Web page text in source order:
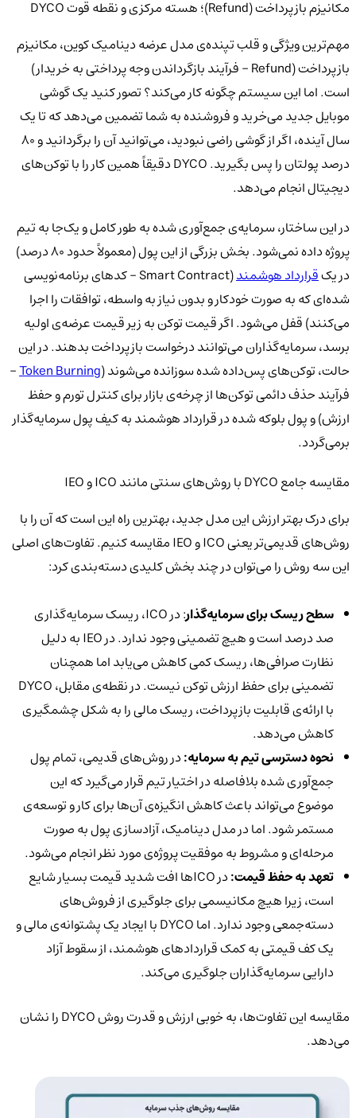
مکانیزم بازپرداخت (Refund)؛ هسته مرکزی و نقطه قوت DYCO
مهم‌ترین ویژگی و قلب تپنده‌ی مدل عرضه دینامیک کوین، مکانیزم
بازپرداخت (Refund - فرآیند بازگرداندن وجه پرداختی به خریدار)
است. اما این سیستم چگونه کار می‌کند؟ تصور کنید یک گوشی
موبایل جدید می‌خرید و فروشنده به شما تضمین می‌دهد که تا یک
سال آینده، اگر از گوشی راضی نبودید، می‌توانید آن را برگردانید و 80
درصد پولتان را پس بگیرید. DYCO دقیقاً همین کار را با توکن‌های
دیجیتال انجام می‌دهد.
در این ساختار، سرمایه‌ی جمع‌آوری شده به طور کامل و یک‌جا به تیم
پروژه داده نمی‌شود. بخش بزرگی از این پول (معمولاً حدود 80 درصد)
در یکقرارداد هوشمند
(Smart Contract - کدهای برنامه‌نویسی
شده‌ای که به صورت خودکار و بدون نیاز به واسطه، توافقات را اجرا
می‌کنند) قفل می‌شود. اگر قیمت توکن به زیر قیمت عرضه‌ی اولیه
برسد، سرمایه‌گذاران می‌توانند درخواست بازپرداخت بدهند. در این
حالت، توکن‌های پس‌داده شده سوزانده می‌شوند (Token Burning
-
فرآیند حذف دائمی توکن‌ها از چرخه‌ی بازار برای کنترل تورم و حفظ
ارزش) و پول بلوکه شده در قرارداد هوشمند به کیف پول سرمایه‌گذار
برمی‌گردد.
مقایسه جامع DYCO با روش‌های سنتی مانند ICO و IEO
برای درک بهتر ارزش این مدل جدید، بهترین راه این است که آن را با
روش‌های قدیمی‌تر یعنی ICO و IEO مقایسه کنیم. تفاوت‌های اصلی
این سه روش را می‌توان در چند بخش کلیدی دسته‌بندی کرد:
سطح ریسک برای سرمایه‌گذار
: در ICO، ریسک سرمایه‌گذاری
صد درصد است و هیچ تضمینی وجود ندارد. در IEO به دلیل
نظارت صرافی‌ها، ریسک کمی کاهش می‌یابد اما همچنان
تضمینی برای حفظ ارزش توکن نیست. در نقطه‌ی مقابل، DYCO
با ارائه‌ی قابلیت بازپرداخت، ریسک مالی را به شکل چشمگیری
کاهش می‌دهد.
نحوه دسترسی تیم به سرمایه:در روش‌های قدیمی، تمام پول
جمع‌آوری شده بلافاصله در اختیار تیم قرار می‌گیرد که این
موضوع می‌تواند باعث کاهش انگیزه‌ی آن‌ها برای کار و توسعه‌ی
مستمر شود. اما در مدل دینامیک، آزادسازی پول به صورت
مرحله‌ای و مشروط به موفقیت پروژه‌ی مورد نظر انجام می‌شود.
تعهد به حفظ قیمت:
در ICOها افت شدید قیمت بسیار شایع
است، زیرا هیچ مکانیسمی برای جلوگیری از فروش‌های
دسته‌جمعی وجود ندارد. اما DYCO با ایجاد یک پشتوانه‌ی مالی و
یک کف قیمتی به کمک قراردادهای هوشمند، از سقوط آزاد
دارایی سرمایه‌گذاران جلوگیری می‌کند.
مقایسه این تفاوت‌ها، به خوبی ارزش و قدرت روش DYCO را نشان
می‌دهد.